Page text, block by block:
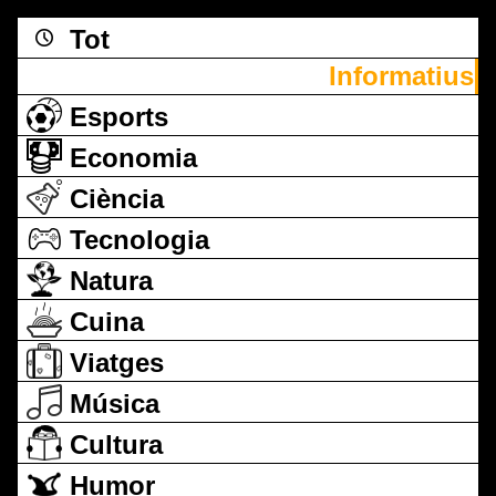
Tot
Informatius
Esports
Economia
Ciència
Tecnologia
Natura
Cuina
Viatges
Música
Cultura
Humor